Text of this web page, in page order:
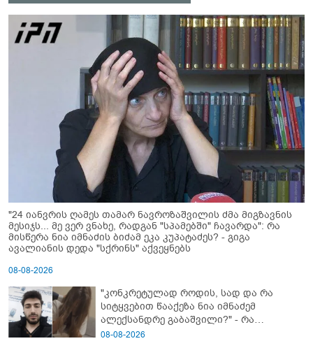
"24 იანვრის ღამეს თამარ ნავროზაშვილის ძმა მიგზავნის
მესიჯს... მე ვერ ვნახე, რადგან "სპამებში" ჩავარდა": რა
მისწერა ნია იმნაძის ბიძამ ეკა კუპატაძეს? - გიგა
ავალიანის დედა "სქრინს" აქვეყნებს
08-08-2026
"კონკრეტულად როდის, სად და რა
სიტყვებით წააქეზა ნია იმნაძემ
ალექსანდრე გაბაშვილი?" - რა
მიმართვას ავრცელებს ნია იმნაძის
08-08-2026